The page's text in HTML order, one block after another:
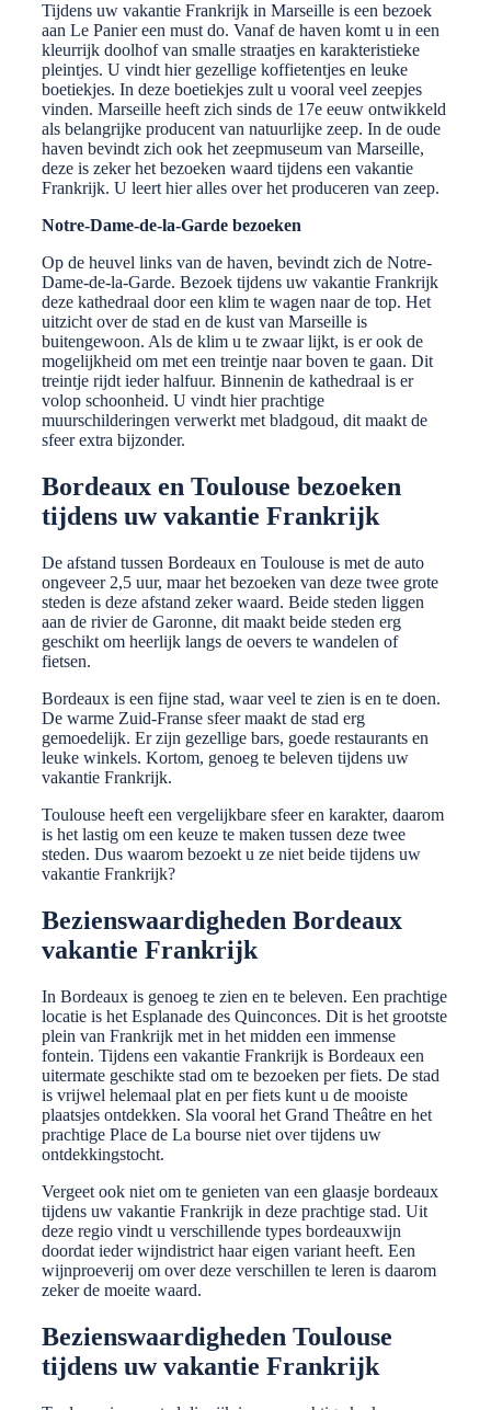
Tijdens uw vakantie Frankrijk in Marseille is een bezoek
aan Le Panier een must do. Vanaf de haven komt u in een
kleurrijk doolhof van smalle straatjes en karakteristieke
pleintjes. U vindt hier gezellige koffietentjes en leuke
boetiekjes. In deze boetiekjes zult u vooral veel zeepjes
vinden. Marseille heeft zich sinds de 17e eeuw ontwikkeld
als belangrijke producent van natuurlijke zeep. In de oude
haven bevindt zich ook het zeepmuseum van Marseille,
deze is zeker het bezoeken waard tijdens een vakantie
Frankrijk. U leert hier alles over het produceren van zeep.
Notre-Dame-de-la-Garde bezoeken
Op de heuvel links van de haven, bevindt zich de Notre-
Dame-de-la-Garde. Bezoek tijdens uw vakantie Frankrijk
deze kathedraal door een klim te wagen naar de top. Het
uitzicht over de stad en de kust van Marseille is
buitengewoon. Als de klim u te zwaar lijkt, is er ook de
mogelijkheid om met een treintje naar boven te gaan. Dit
treintje rijdt ieder halfuur. Binnenin de kathedraal is er
volop schoonheid. U vindt hier prachtige
muurschilderingen verwerkt met bladgoud, dit maakt de
sfeer extra bijzonder.
Bordeaux en Toulouse bezoeken
tijdens uw vakantie Frankrijk
De afstand tussen Bordeaux en Toulouse is met de auto
ongeveer 2,5 uur, maar het bezoeken van deze twee grote
steden is deze afstand zeker waard. Beide steden liggen
aan de rivier de Garonne, dit maakt beide steden erg
geschikt om heerlijk langs de oevers te wandelen of
fietsen.
Bordeaux is een fijne stad, waar veel te zien is en te doen.
De warme Zuid-Franse sfeer maakt de stad erg
gemoedelijk. Er zijn gezellige bars, goede restaurants en
leuke winkels. Kortom, genoeg te beleven tijdens uw
vakantie Frankrijk.
Toulouse heeft een vergelijkbare sfeer en karakter, daarom
is het lastig om een keuze te maken tussen deze twee
steden. Dus waarom bezoekt u ze niet beide tijdens uw
vakantie Frankrijk?
Bezienswaardigheden Bordeaux
vakantie Frankrijk
In Bordeaux is genoeg te zien en te beleven. Een prachtige
locatie is het Esplanade des Quinconces. Dit is het grootste
plein van Frankrijk met in het midden een immense
fontein. Tijdens een vakantie Frankrijk is Bordeaux een
uitermate geschikte stad om te bezoeken per fiets. De stad
is vrijwel helemaal plat en per fiets kunt u de mooiste
plaatsjes ontdekken. Sla vooral het Grand Theâtre en het
prachtige Place de La bourse niet over tijdens uw
ontdekkingstocht.
Vergeet ook niet om te genieten van een glaasje bordeaux
tijdens uw vakantie Frankrijk in deze prachtige stad. Uit
deze regio vindt u verschillende types bordeauxwijn
doordat ieder wijndistrict haar eigen variant heeft. Een
wijnproeverij om over deze verschillen te leren is daarom
zeker de moeite waard.
Bezienswaardigheden Toulouse
tijdens uw vakantie Frankrijk